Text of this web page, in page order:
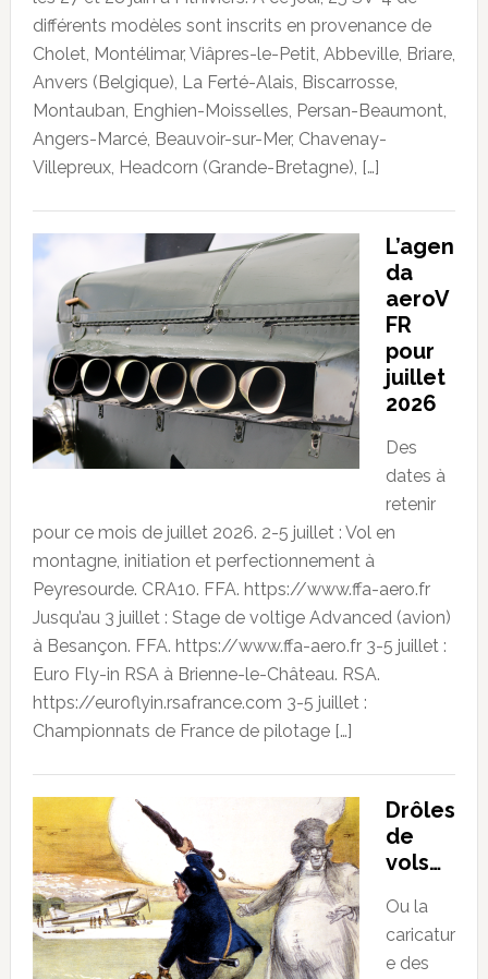
différents modèles sont inscrits en provenance de
Cholet, Montélimar, Viâpres-le-Petit, Abbeville, Briare,
Anvers (Belgique), La Ferté-Alais, Biscarrosse,
Montauban, Enghien-Moisselles, Persan-Beaumont,
Angers-Marcé, Beauvoir-sur-Mer, Chavenay-
Villepreux, Headcorn (Grande-Bretagne), […]
L’agen
da
aeroV
FR
pour
juillet
2026
Des
dates à
retenir
pour ce mois de juillet 2026. 2-5 juillet : Vol en
montagne, initiation et perfectionnement à
Peyresourde. CRA10. FFA. https://www.ffa-aero.fr
Jusqu’au 3 juillet : Stage de voltige Advanced (avion)
à Besançon. FFA. https://www.ffa-aero.fr 3-5 juillet :
Euro Fly-in RSA à Brienne-le-Château. RSA.
https://euroflyin.rsafrance.com 3-5 juillet :
Championnats de France de pilotage […]
Drôles
de
vols…
Ou la
caricatur
e des